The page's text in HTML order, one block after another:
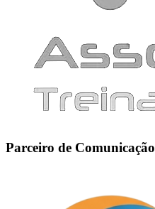
Parceiro de Comunicação